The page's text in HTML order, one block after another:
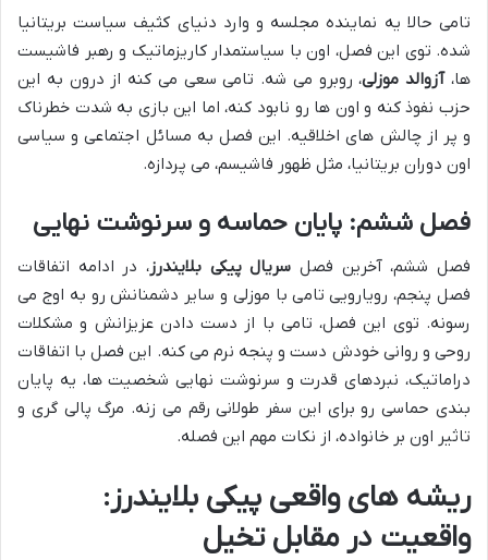
تامی حالا یه نماینده مجلسه و وارد دنیای کثیف سیاست بریتانیا
شده. توی این فصل، اون با سیاستمدار کاریزماتیک و رهبر فاشیست
ها،آزوالد موزلی، روبرو می شه. تامی سعی می کنه از درون به این
حزب نفوذ کنه و اون ها رو نابود کنه، اما این بازی به شدت خطرناک
و پر از چالش های اخلاقیه. این فصل به مسائل اجتماعی و سیاسی
اون دوران بریتانیا، مثل ظهور فاشیسم، می پردازه.
فصل ششم: پایان حماسه و سرنوشت نهایی
فصل ششم، آخرین فصل سریال پیکی بلایندرز، در ادامه اتفاقات
فصل پنجم، رویارویی تامی با موزلی و سایر دشمنانش رو به اوج می
رسونه. توی این فصل، تامی با از دست دادن عزیزانش و مشکلات
روحی و روانی خودش دست و پنجه نرم می کنه. این فصل با اتفاقات
دراماتیک، نبردهای قدرت و سرنوشت نهایی شخصیت ها، یه پایان
بندی حماسی رو برای این سفر طولانی رقم می زنه. مرگ پالی گری و
تاثیر اون بر خانواده، از نکات مهم این فصله.
ریشه های واقعی پیکی بلایندرز:
واقعیت در مقابل تخیل